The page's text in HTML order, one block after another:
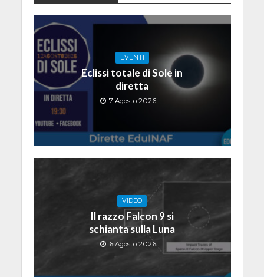
EVENTI
Eclissi totale di Sole in
diretta
7 Agosto 2026
VIDEO
Il razzo Falcon 9 si
schianta sulla Luna
6 Agosto 2026